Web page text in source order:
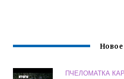
Новое
ПЧЕЛОМАТКА